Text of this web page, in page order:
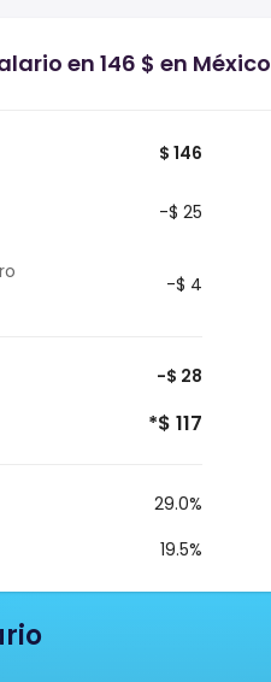
en 146 $ en México
$ 146
-$ 25
-$ 4
-$ 28
*$ 117
29.0%
19.5%